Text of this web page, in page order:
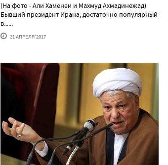
(На фото - Али Хаменеи и Махмуд Ахмадинежад)
Бывший президент Ирана, достаточно популярный
в......
21 АПРЕЛЯ'2017